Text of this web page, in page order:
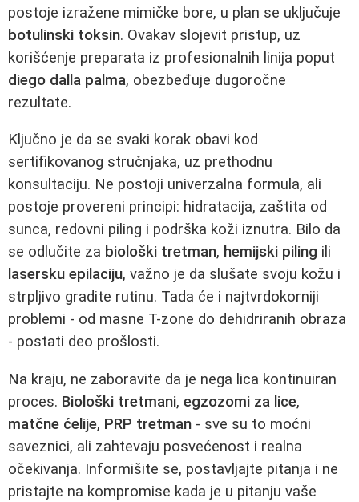
postoje izražene mimičke bore, u plan se uključuje
botulinski toksin. Ovakav slojevit pristup, uz
korišćenje preparata iz profesionalnih linija poput
diego dalla palma, obezbeđuje dugoročne
rezultate.
Ključno je da se svaki korak obavi kod
sertifikovanog stručnjaka, uz prethodnu
konsultaciju. Ne postoji univerzalna formula, ali
postoje provereni principi: hidratacija, zaštita od
sunca, redovni piling i podrška koži iznutra. Bilo da
se odlučite za biološki tretman, hemijski piling ili
lasersku epilaciju, važno je da slušate svoju kožu i
strpljivo gradite rutinu. Tada će i najtvrdokorniji
problemi - od masne T-zone do dehidriranih obraza
- postati deo prošlosti.
Na kraju, ne zaboravite da je nega lica kontinuiran
proces. Biološki tretmani, egzozomi za lice,
matčne ćelije, PRP tretman - sve su to moćni
saveznici, ali zahtevaju posvećenost i realna
očekivanja. Informišite se, postavljajte pitanja i ne
pristajte na kompromise kada je u pitanju vaše